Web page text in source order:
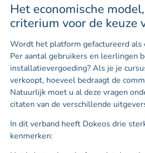
Het economische
criterium voor de keuze
Wordt het platform gefactureerd als
Per aantal gebruikers en leerlingen
installatievergoeding? Als je je
verkoopt, hoeveel bedraagt de
Natuurlijk moet u al deze vragen
citaten van de verschillende
In dit verband heeft Dokeos drie
kenmerken: